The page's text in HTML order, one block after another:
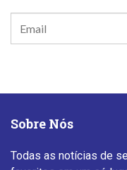
Sobre Nós
Todas as notícias de